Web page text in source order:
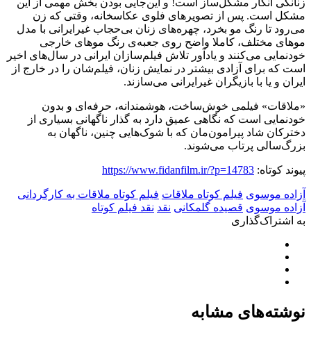
زنانگی انگار مشکل‌ساز است! و این‌جایی بودن بخش مهمی از این
مشکل است. پس از تصویرهای فلوی عکاسخانه، وقتی که زن
می‌رود تا رنگ مو بخرد، چهره‌‌های زنان بی‌حجاب غیرایرانی با مدل
موهای مختلف، کاملا واضح روی جعبه‌ی رنگ‌ موهای خارجی
خودنمایی می‌کنند و یادآور تلاش فیلم‌سازان ایرانی در سال‌های اخیر
است که برای ‌آزادی بیشتر در نمایش زنان، فیلم‌شان را در خارج از
ایران و یا با بازیگران غیرایرانی می‌سازند.
«ملاقات» فیلمی خوش‌ساخت، هوشمندانه، حرفه‌ای و بدون
خودنمایی است که نگاهی عمیق دارد به گذار ناگهانی بسیاری از
دخترکان شاد پیرامون‌مان که با شوک‌هایی چنین، ناگهان به
بزرگ‌‌سالی پرتاب می‌شوند.
پیوند کوتاه: https://www.fidanfilm.ir/?p=14783
آزاده موسوی فیلم کوتاه ملاقات فیلم کوتاه ملاقات به کارگردانی
آزاده موسوی قصیده گلمکانی نقد نقد فیلم کوتاه
به اشتراک‌گذاری
نوشته‌های مشابه